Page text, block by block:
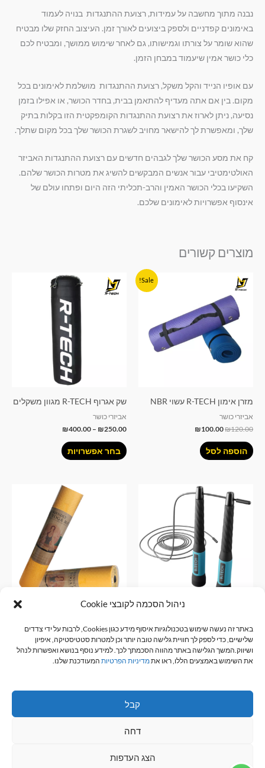
ניהול הסכמה לקובצי Cookie
באתר זה נעשה שימוש בטכנולוגיות איסוף מידע כגון Cookies, לרבות על ידי צדדים
שלישיים, כדי לספק לך חוויית גלישה טובה יותר וכן למטרות סטטיסטיקה, איפיון
ושיווק.המשך הגלישה באתר מהווה הסכמתך לכך. למידע נוסף בנושא ואפשרות לנהל
את השימוש באמצעים הללו, ראו אתמדיניות הפרטיות המעודכנת שלנו.
קבל
דחה
הצג העדפות
נבנה מתוך מחשבה על עמידות, רצועת ההתנגדות בנויה לעמוד
באימונים קפדניים ולספק ביצועים לאורך זמן. העיצוב החזק שלו מבטיח
שהוא שומר על צורתו וגמישותו, גם לאחר שימוש ממושך, ומבטיח לכם
כלי כושר אמין שיעמוד במבחן הזמן.
עם אופיו הנייד והקל משקל, רצועת ההתנגדות מושלמת לאימונים בכל
מקום. בין אם אתה מעדיף להתאמן בבית, בחדר הכושר, או אפילו בזמן
נסיעה, ניתן לארוז את רצועת ההתנגדות הקומפקטית הזו בקלות בתיק
שלך, ומאפשרת לך להישאר מחויב לשגרת הכושר שלך בכל מקום שתלך.
קח את מסע הכושר שלך לגבהים חדשים עם רצועת ההתנגדות האביזר
האולטימטיבי עבור אנשים המבקשים להשיג את מטרות הכושר שלהם.
השקיעו בכלי הכושר האמין והרב-תכליתי הזה היום ופתחו עולם של
אינסוף אפשרויות לאימונים שלכם.
מוצרים קשורים
Sale!
מזרן אימון R-TECH עשוי NBR
אביזרי כושר
₪120.00
₪120.00.
₪100.00
הוספה לסל
שק אגרוף R-TECH מגוון משקלים
אביזרי כושר
₪250.00
–
₪400.00
טווח
מחירים:
עד
בחר אפשרויות
למוצר
יש
מספר
סוגים.
ניתן
לבחור
את
האפשרויות
אביזרי כושר
₪45.00
הוספה לסל
אביזרי כושר
₪100.00
הוספה לסל